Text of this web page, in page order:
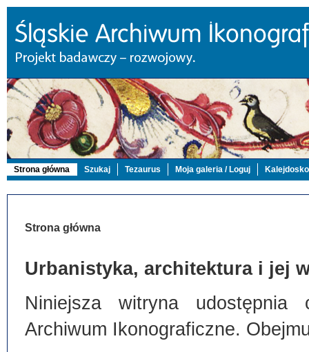
Strona główna Szukaj Tezaurus Moja galeria / Loguj
Strona główna
Urbanistyka, architektura i jej
Niniejsza witryna
Archiwum Ikonograficzne.